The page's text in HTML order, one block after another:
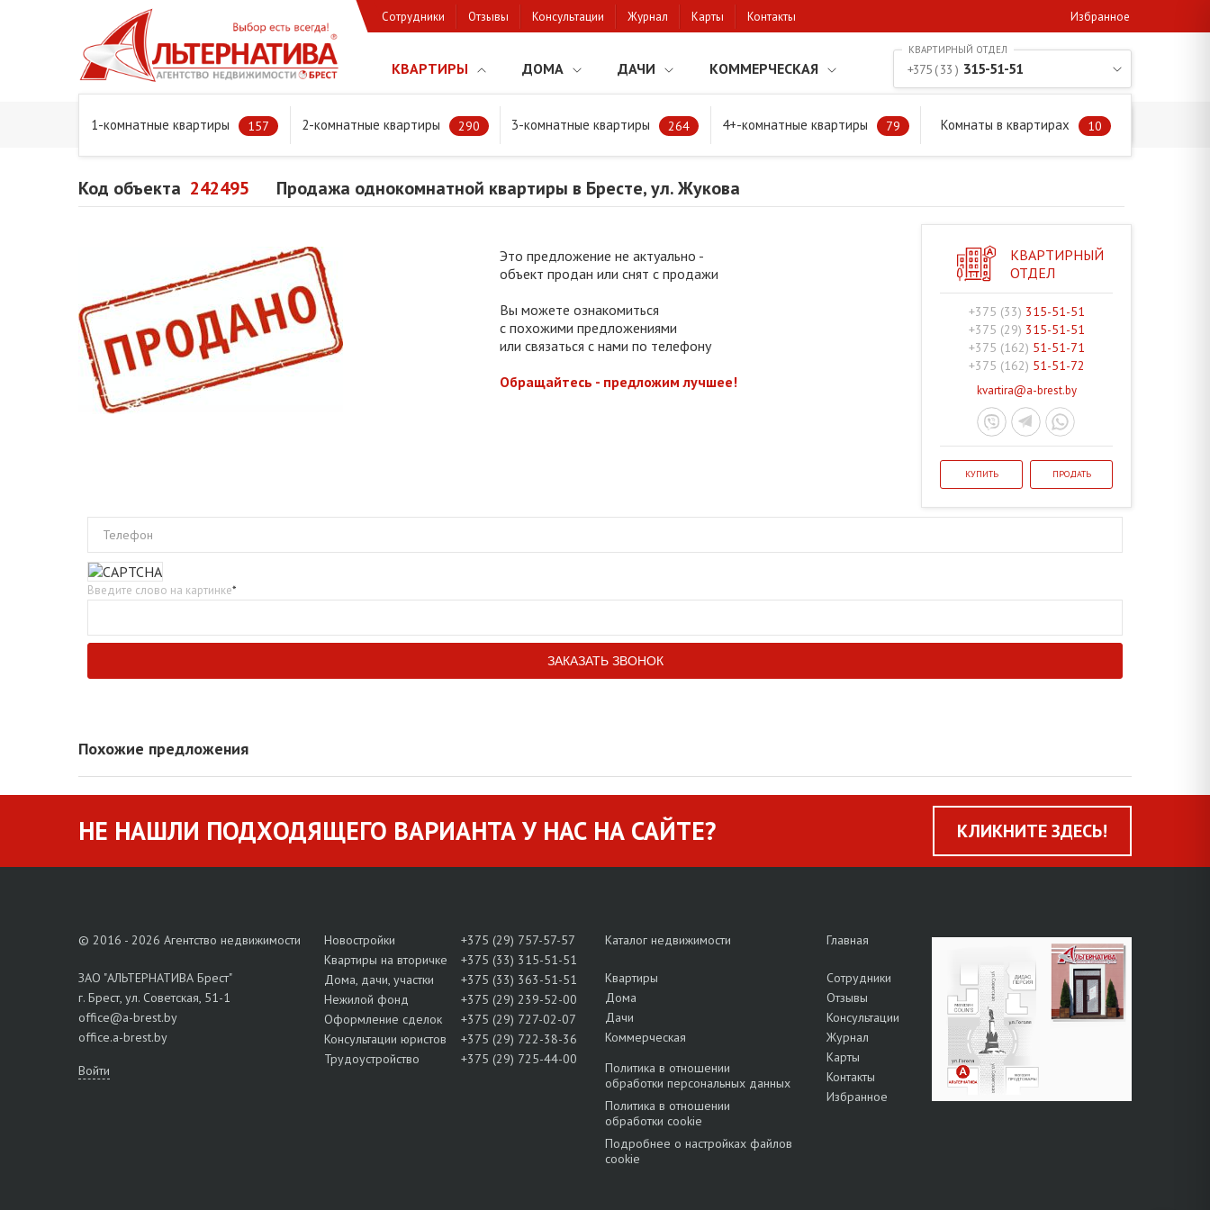
Сотрудники Отзывы Консультации Журнал Карты Контакты Избранное
КВАРТИРЫ ДОМА ДАЧИ КОММЕРЧЕСКАЯ
1-комнатные квартиры 157 2-комнатные квартиры 290 3-комнатные квартиры 264 4+-комнатные квартиры 79 Комнаты в квартирах 10
+375 ( 33 ) 315-51-51
Главная Предложения Квартиры Продажа однокомнатной квартиры в Бресте, ул. Жукова
Код объекта 242495 Продажа однокомнатной квартиры в Бресте, ул. Жукова
Это предложение не актуально -
объект продан или снят с продажи
Вы можете ознакомиться
с похожими предложениями
или связаться с нами по телефону
Обращайтесь - предложим лучшее!
КВАРТИРНЫЙ
ОТДЕЛ
+375 (33) 315-51-51
+375 (29) 315-51-51
+375 (162) 51-51-71
+375 (162) 51-51-72
kvartira@a-brest.by
КУПИТЬ ПРОДАТЬ
Телефон
Введите слово на картинке*
Похожие предложения
НЕ НАШЛИ ПОДХОДЯЩЕГО ВАРИАНТА У НАС НА САЙТЕ? КЛИКНИТЕ ЗДЕСЬ!
© 2016 - 2026 Агентство недвижимости
ЗАО "АЛЬТЕРНАТИВА Брест"
г. Брест, ул. Советская, 51-1
office@a-brest.by
office.a-brest.by
Войти
Новостройки
+375 (29) 757-57-57
Квартиры на вторичке
+375 (33) 315-51-51
Дома, дачи, участки
+375 (33) 363-51-51
Нежилой фонд
+375 (29) 239-52-00
Оформление сделок
+375 (29) 727-02-07
Консультации юристов
+375 (29) 722-38-36
Трудоустройство
+375 (29) 725-44-00
Каталог недвижимости
Квартиры
Дома
Дачи
Коммерческая
Политика в отношении
обработки персональных данных
Политика в отношении
обработки cookie
Подробнее о настройках файлов
cookie
Главная
Сотрудники
Отзывы
Консультации
Журнал
Карты
Контакты
Избранное